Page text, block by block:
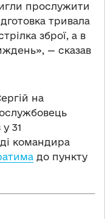
прослужити
тривала
зброї, а в
— сказав
на
31
командира
до пункту